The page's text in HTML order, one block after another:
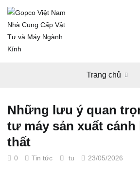
Chuyển
nội
dung
Trang chủ
Những lưu ý quan
tư máy sản xuất cánh
thất
0 Tin tức tu 23/05/2026